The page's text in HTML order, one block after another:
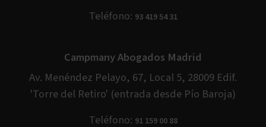
Teléfono: 93 419 54 31
Campmany Abogados Madrid
Av. Menéndez Pelayo, 67, Local 5, 28009 Edif.
'Torre del Retiro' (entrada desde Pío Baroja)
Teléfono: 91 159 00 88